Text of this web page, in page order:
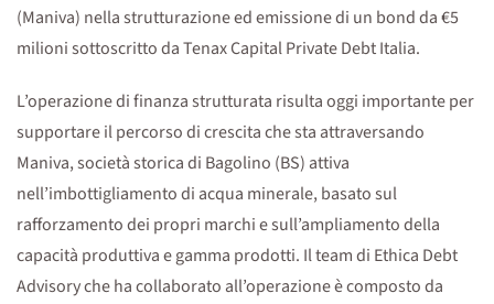
(Maniva) nella strutturazione ed emissione di un bond da €5
milioni sottoscritto da Tenax Capital Private Debt Italia.
L’operazione di finanza strutturata risulta oggi importante per
supportare il percorso di crescita che sta attraversando
Maniva, società storica di Bagolino (BS) attiva
nell’imbottigliamento di acqua minerale, basato sul
rafforzamento dei propri marchi e sull’ampliamento della
capacità produttiva e gamma prodotti. Il team di Ethica Debt
Advisory che ha collaborato all’operazione è composto da